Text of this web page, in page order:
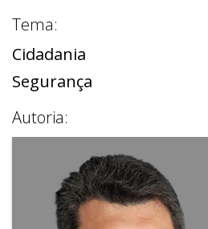
Tema:
Cidadania
Segurança
Autoria: